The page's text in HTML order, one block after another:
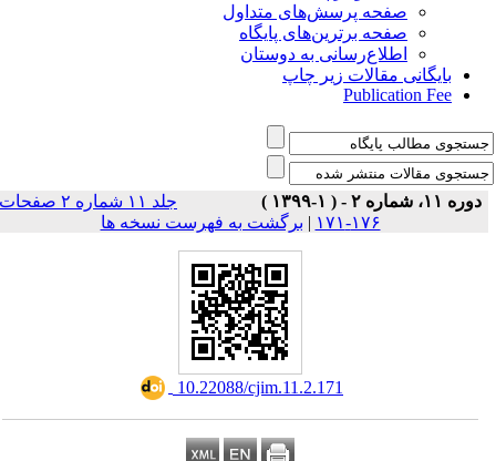
صفحه پرسش‌های متداول
صفحه برترین‌های پایگاه
اطلاع‌رسانی به دوستان
بایگانی مقالات زیر چاپ
Publication Fee
دوره ۱۱، شماره ۲ - ( ۱-۱۳۹۹ )
جلد ۱۱ شماره ۲ صفحات
۱۷۶-۱۷۱
| برگشت به فهرست نسخه ها
‎ 10.22088/cjim.11.2.171